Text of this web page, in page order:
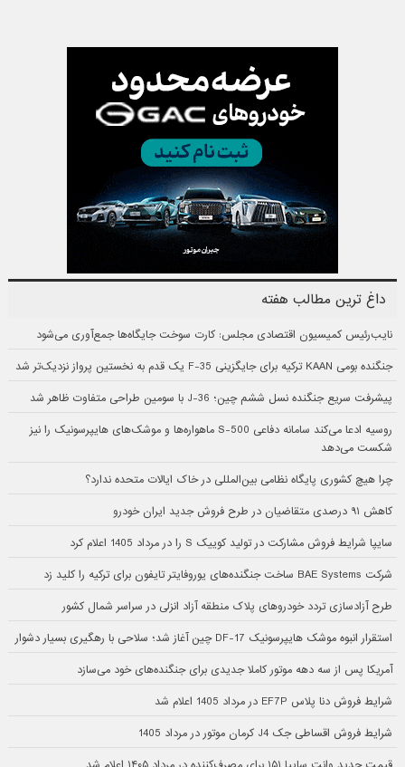
داغ ترین مطالب هفته
نایب‌رئیس کمیسیون اقتصادی مجلس: کارت سوخت جایگاه‌ها جمع‌آوری می‌شود
جنگنده بومی KAAN ترکیه برای جایگزینی F-35 یک قدم به نخستین پرواز نزدیک‌تر شد
پیشرفت سریع جنگنده نسل ششم چین؛ J-36 با سومین طراحی متفاوت ظاهر شد
روسیه ادعا می‌کند سامانه دفاعی S-500 ماهواره‌ها و موشک‌های هایپرسونیک را نیز
شکست می‌دهد
چرا هیچ کشوری پایگاه نظامی بین‌المللی در خاک ایالات متحده ندارد؟
کاهش ۹۱ درصدی متقاضیان در طرح فروش جدید ایران خودرو
سایپا شرایط فروش مشارکت در تولید کوییک S را در مرداد 1405 اعلام کرد
شرکت BAE Systems ساخت جنگنده‌های یوروفایتر تایفون برای ترکیه را کلید زد
طرح آزادسازی تردد خودروهای پلاک منطقه آزاد انزلی در سراسر شمال کشور
استقرار انبوه موشک هایپرسونیک DF-17 چین آغاز شد؛ سلاحی با رهگیری بسیار دشوار
آمریکا پس از سه دهه موتور کاملا جدیدی برای جنگنده‌های خود می‌سازد
شرایط فروش دنا پلاس EF7P در مرداد 1405 اعلام شد
شرایط فروش اقساطی جک J4 کرمان موتور در مرداد 1405